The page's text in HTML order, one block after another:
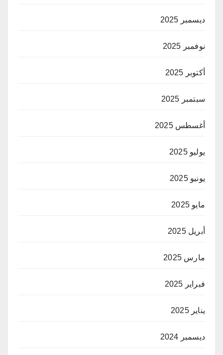
ديسمبر 2025
نوفمبر 2025
أكتوبر 2025
سبتمبر 2025
أغسطس 2025
يوليو 2025
يونيو 2025
مايو 2025
أبريل 2025
مارس 2025
فبراير 2025
يناير 2025
ديسمبر 2024